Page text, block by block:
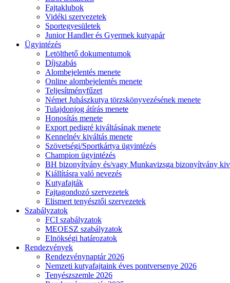
Fajtaklubok
Vidéki szervezetek
Sportegyesületek
Junior Handler és Gyermek kutyapár
Ügyintézés
Letölthető dokumentumok
Díjszabás
Alombejelentés menete
Online alombejelentés menete
Teljesítményfűzet
Német Juhászkutya törzskönyvezésének menete
Tulajdonjog átírás menete
Honosítás menete
Export pedigré kiváltásának menete
Kennelnév kiváltás menete
Szövetségi/Sportkártya ügyintézés
Champion ügyintézés
BH bizonyítvány és/vagy Munkavizsga bizonyítvány
Kiállításra való nevezés
Kutyafajták
Fajtagondozó szervezetek
Elismert tenyésztői szervezetek
Szabályzatok
FCI szabályzatok
MEOESZ szabályzatok
Elnökségi határozatok
Rendezvények
Rendezvénynaptár 2026
Nemzeti kutyafajtaink éves pontversenye 2026
Tenyészszemle 2026